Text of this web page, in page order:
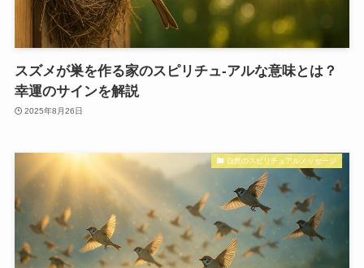
スズメが巣を作る家のスピリチュ-アルな意味とは？
幸運のサインを解説
2025年8月26日
自然のスピリチュアルメッセージ